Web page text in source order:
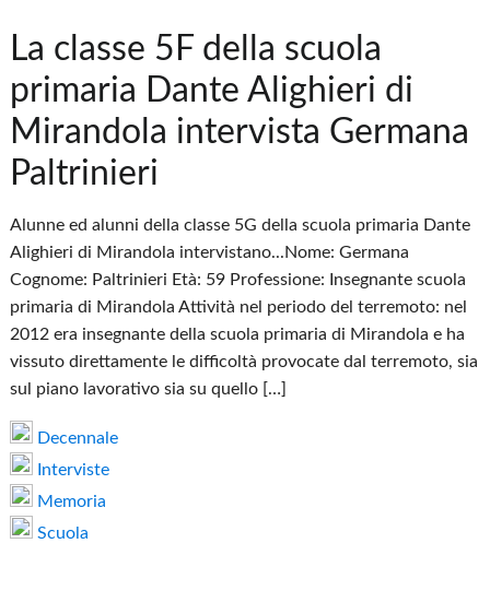
La classe 5F della scuola
primaria Dante Alighieri di
Mirandola intervista Germana
Paltrinieri
Alunne ed alunni della classe 5G della scuola primaria Dante
Alighieri di Mirandola intervistano...Nome: Germana
Cognome: Paltrinieri Età: 59 Professione: Insegnante scuola
primaria di Mirandola Attività nel periodo del terremoto: nel
2012 era insegnante della scuola primaria di Mirandola e ha
vissuto direttamente le difficoltà provocate dal terremoto, sia
sul piano lavorativo sia su quello […]
Decennale
Interviste
Memoria
Scuola